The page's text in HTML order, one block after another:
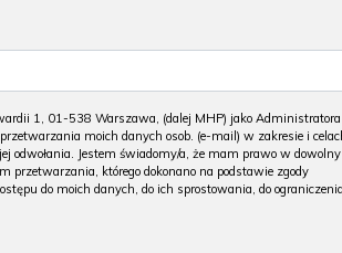
1, 01-538 Warszawa, (dalej MHP) jako Administratora
moich danych osob. (e-mail) w zakresie i
odwołania. Jestem świadomy/a, że mam prawo w
przetwarzania, którego dokonano na podstawie zgody
do moich danych, do ich sprostowania, do